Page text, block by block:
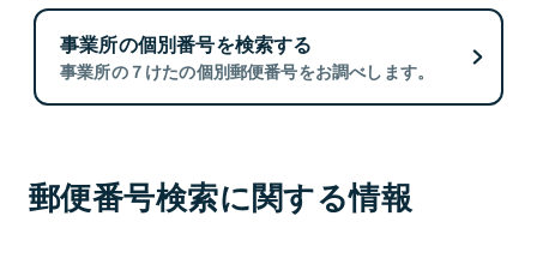
事業所の個別番号を検索する
事業所の７けたの個別郵便番号をお調べします。
郵便番号検索に関する情報